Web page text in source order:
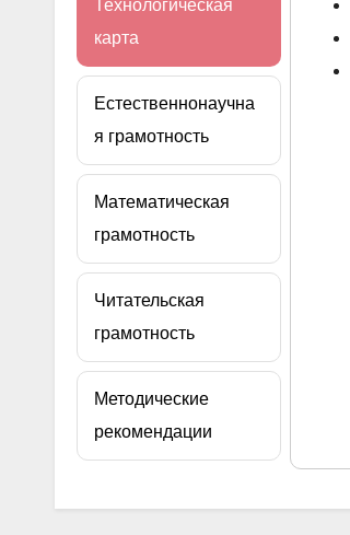
Технологическая
карта
Естественнонаучна
я грамотность
Математическая
грамотность
Читательская
грамотность
Методические
рекомендации